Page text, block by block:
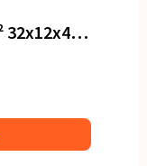
Papieren kraft tas 100g/m² 32x12x41cm